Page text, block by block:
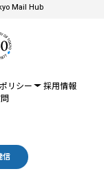
Mail Hub
リシー
採用情報
信